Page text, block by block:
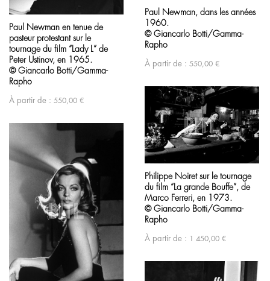
Paul Newman, dans les années
1960.
© Giancarlo Botti/Gamma-
Rapho
À partir de : 550,00 €
Paul Newman en tenue de
pasteur protestant sur le
tournage du film “Lady L” de
Peter Ustinov, en 1965.
© Giancarlo Botti/Gamma-
Rapho
À partir de : 550,00 €
Philippe Noiret sur le tournage
du film “La grande Bouffe”, de
Marco Ferreri, en 1973.
© Giancarlo Botti/Gamma-
Rapho
À partir de : 1 450,00 €